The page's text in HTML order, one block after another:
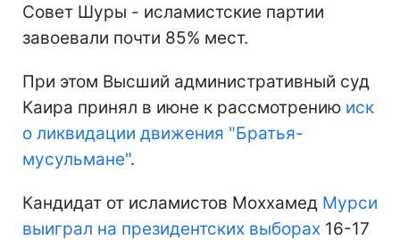
Совет Шуры - исламистские партии
завоевали почти 85% мест.
При этом Высший административный суд
Каира принял в июне к рассмотрению иск
о ликвидации движения "Братья-
мусульмане".
Кандидат от исламистов Моххамед Мурси
выиграл на президентских выборах 16-17